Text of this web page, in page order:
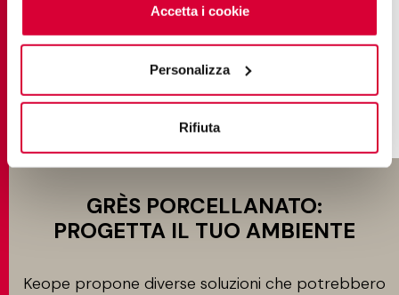
cliccando sul tasto “Accetta i cookie”. Se non vuole i
cookie di profilazione può negare il consenso sul tasto
Accetta i cookie
Personalizza
Rifiuta
SCOPRI DI PIÙ
GRÈS PORCELLANATO:
PROGETTA IL TUO AMBIENTE
Keope propone diverse soluzioni che potrebbero